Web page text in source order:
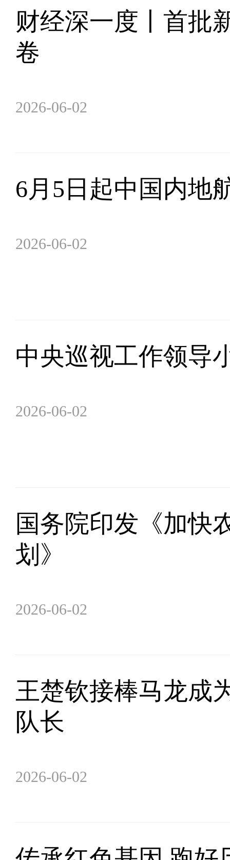
财经深一度丨首批
卷
2026-06-02
6月5日起中国内地
2026-06-02
中央巡视工作领导
2026-06-02
国务院印发《加快
划》
2026-06-02
王楚钦接棒马龙成
队长
2026-06-02